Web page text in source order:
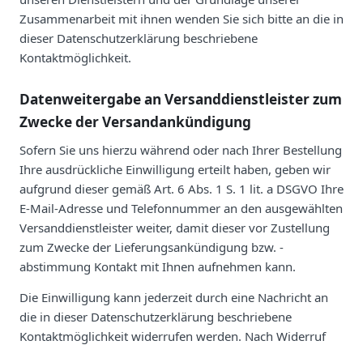
Zusammenarbeit mit ihnen wenden Sie sich bitte an die in
dieser Datenschutzerklärung beschriebene
Kontaktmöglichkeit.
Datenweitergabe an Versanddienstleister zum
Zwecke der Versandankündigung
Sofern Sie uns hierzu während oder nach Ihrer Bestellung
Ihre ausdrückliche Einwilligung erteilt haben, geben wir
aufgrund dieser gemäß Art. 6 Abs. 1 S. 1 lit. a DSGVO Ihre
E-Mail-Adresse und Telefonnummer an den ausgewählten
Versanddienstleister weiter, damit dieser vor Zustellung
zum Zwecke der Lieferungsankündigung bzw. -
abstimmung Kontakt mit Ihnen aufnehmen kann.
Die Einwilligung kann jederzeit durch eine Nachricht an
die in dieser Datenschutzerklärung beschriebene
Kontaktmöglichkeit widerrufen werden. Nach Widerruf